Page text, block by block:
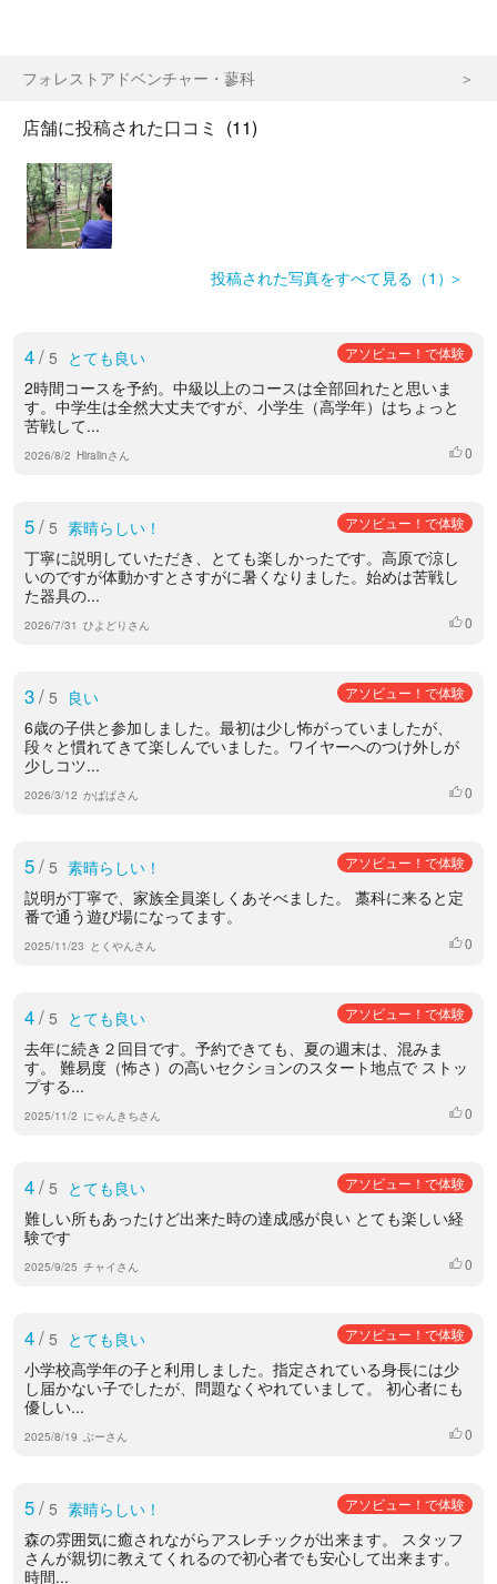
フォレストアドベンチャー・蓼科
店舗に投稿された口コミ (11)
投稿された写真をすべて見る（1）
4/ 5 とても良い アソビュー！で体験
2時間コースを予約。中級以上のコースは全部回れたと思いま
す。中学生は全然大丈夫ですが、小学生（高学年）はちょっと
苦戦して...
2026/8/2 Hiralinさん いいね
0
5/ 5 素晴らしい！ アソビュー！で体験
丁寧に説明していただき、とても楽しかったです。高原で涼し
いのですが体動かすとさすがに暑くなりました。始めは苦戦し
た器具の...
2026/7/31 ひよどりさん いいね
0
3/ 5 良い アソビュー！で体験
6歳の子供と参加しました。最初は少し怖がっていましたが、
段々と慣れてきて楽しんでいました。ワイヤーへのつけ外しが
少しコツ...
2026/3/12 かぱぱさん いいね
0
5/ 5 素晴らしい！ アソビュー！で体験
説明が丁寧で、家族全員楽しくあそべました。 藁科に来ると定
番で通う遊び場になってます。
2025/11/23 とくやんさん いいね
0
4/ 5 とても良い アソビュー！で体験
去年に続き２回目です。予約できても、夏の週末は、混みま
す。 難易度（怖さ）の高いセクションのスタート地点で ストッ
プする...
2025/11/2 にゃんきちさん いいね
0
4/ 5 とても良い アソビュー！で体験
難しい所もあったけど出来た時の達成感が良い とても楽しい経
験です
2025/9/25 チャイさん いいね
0
4/ 5 とても良い アソビュー！で体験
小学校高学年の子と利用しました。指定されている身長には少
し届かない子でしたが、問題なくやれていまして。 初心者にも
優しい...
2025/8/19 ぶーさん いいね
0
5/ 5 素晴らしい！ アソビュー！で体験
森の雰囲気に癒されながらアスレチックが出来ます。 スタッフ
さんが親切に教えてくれるので初心者でも安心して出来ます。
時間...